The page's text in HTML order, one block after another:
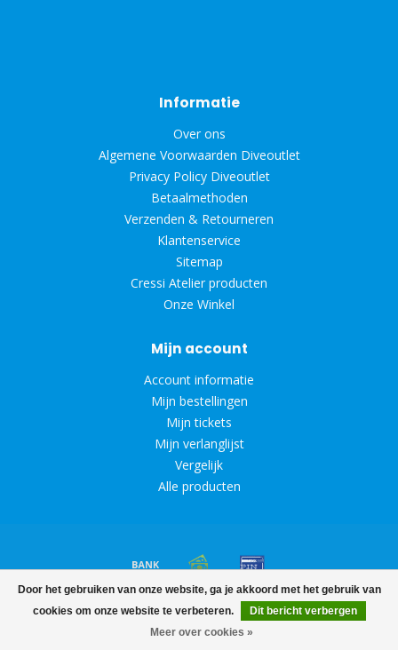
Door het gebruiken van onze website, ga je akkoord met het gebruik van
cookies om onze website te verbeteren.
Dit bericht verbergen
Meer over cookies »
Informatie
Over ons
Algemene Voorwaarden Diveoutlet
Privacy Policy Diveoutlet
Betaalmethoden
Verzenden & Retourneren
Klantenservice
Sitemap
Cressi Atelier producten
Onze Winkel
Mijn account
Account informatie
Mijn bestellingen
Mijn tickets
Mijn verlanglijst
Vergelijk
Alle producten
© Copyright 2026 Diveoutlet